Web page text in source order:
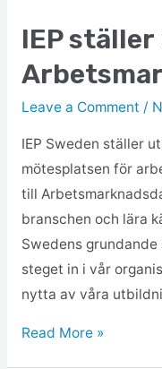
IEP
Leave a Comment /
IEP Sweden ställer
mötesplatsen för
till
branschen och lära
Swedens
steget in i vår
nytta av våra
Read More »